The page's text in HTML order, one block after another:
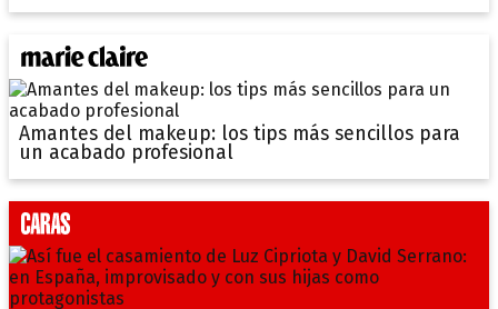
Amantes del makeup: los tips más sencillos para
un acabado profesional